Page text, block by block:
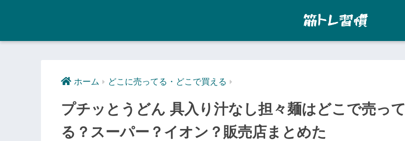
ホーム どこに売ってる・どこで買える
プチッとうどん 具入り汁なし担々麺はどこで売って
る？スーパー？イオン？販売店まとめた